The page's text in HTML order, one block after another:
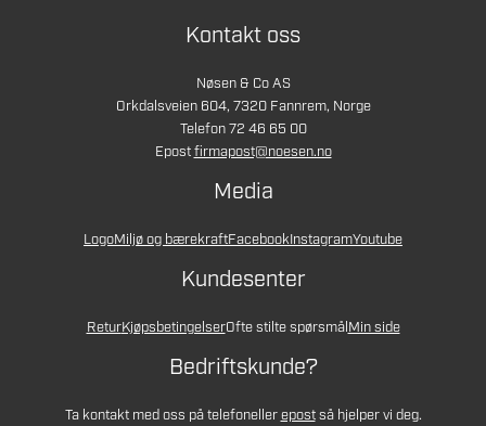
Kontakt oss
Nøsen & Co AS
Orkdalsveien 604, 7320 Fannrem, Norge
Telefon 72 46 65 00
Epostfirmapost@noesen.no
Media
LogoMiljø og bærekraftFacebookInstagramYoutube
Kundesenter
ReturKjøpsbetingelserOfte stilte spørsmålMin side
Bedriftskunde?
Ta kontakt med oss på telefonellerepostså hjelper vi deg.